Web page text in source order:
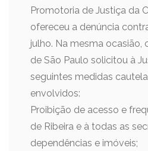
Promotoria de Justiça da
ofereceu a denúncia
julho. Na mesma ocasião,
de São Paulo solicitou à
seguintes medidas
envolvidos:
Proibição de acesso e
de Ribeira e à todas as
dependências e imóveis;